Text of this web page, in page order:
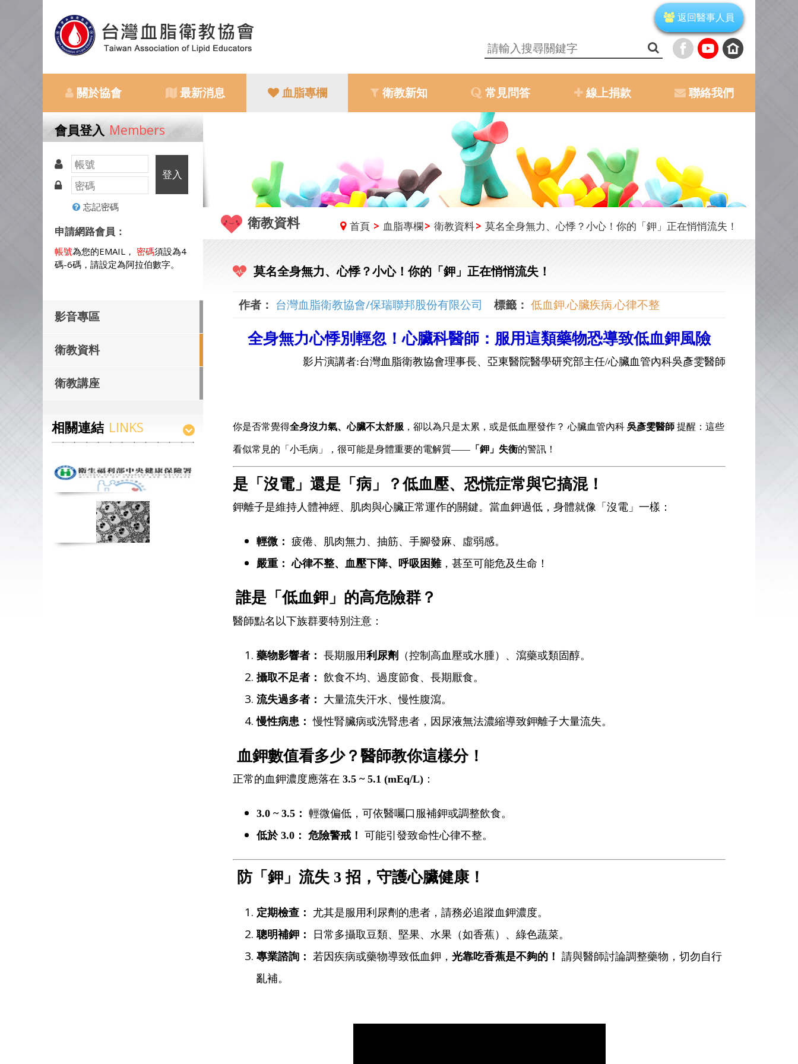
返回醫事人員
關於協會 最新消息 血脂專欄 衛教新知 常見問答 線上捐款 聯絡我們
會員登入 Members
登入
忘記密碼
申請網路會員：
帳號為您的EMAIL， 密碼須設為4
碼-6碼，請設定為阿拉伯數字。
影音專區
衛教資料
衛教講座
相關連結 LINKS
衛教資料 首頁 血脂專欄 衛教資料 莫名全身無力、心悸？小心！你的「鉀」正在悄悄流失！
莫名全身無力、心悸？小心！你的「鉀」正在悄悄流失！
作者： 台灣血脂衛教協會/保瑞聯邦股份有限公司 標籤： 低血鉀.心臟疾病.心律不整
全身無力心悸別輕忽！心臟科醫師：服用這類藥物恐導致低血鉀風險
影片演講者:台灣血脂衛教協會理事長、亞東醫院醫學研究部主任/心臟血管內科吳彥雯醫師
你是否常覺得全身沒力氣、心臟不太舒服 ，卻以為只是太累，或是低血壓發作？ 心臟血管內科 吳彥雯醫師 提醒：這些
看似常見的「小毛病」，很可能是身體重要的電解質—— 「鉀」失衡的警訊！
是「沒電」還是「病」？低血壓、恐慌症常與它搞混！
鉀離子是維持人體神經、肌肉與心臟正常運作的關鍵。當血鉀過低，身體就像「沒電」一樣：
輕微： 疲倦、肌肉無力、抽筋、手腳發麻、虛弱感。
嚴重： 心律不整、血壓下降、呼吸困難，甚至可能危及生命！
誰是「低血鉀」的高危險群？
醫師點名以下族群要特別注意：
藥物影響者： 長期服用利尿劑
（控制高血壓或水腫）、瀉藥或類固醇。
攝取不足者： 飲食不均、過度節食、長期厭食。
流失過多者：
大量流失汗水、慢性腹瀉。
慢性病患： 慢性腎臟病或洗腎患者，因尿液無法濃縮導致鉀離子大量流失。
血鉀數值看多少？醫師教你這樣分！
正常的血鉀濃度應落在 3.5 ~ 5.1 (mEq/L) ：
3.0 ~ 3.5 ： 輕微偏低，可依醫囑口服補鉀或調整飲食。
低於 3.0： 危險警戒！ 可能引發致命性心律不整。
防「鉀」流失 3 招，守護心臟健康！
定期檢查：
尤其是服用利尿劑的患者，請務必追蹤血鉀濃度。
聰明補鉀：
日常多攝取豆類、堅果、水果（如香蕉）、綠色蔬菜。
專業諮詢： 若因疾病或藥物導致低血鉀， 光靠吃香蕉是不夠的！ 請與醫師討論調整藥物，切勿自行
亂補。